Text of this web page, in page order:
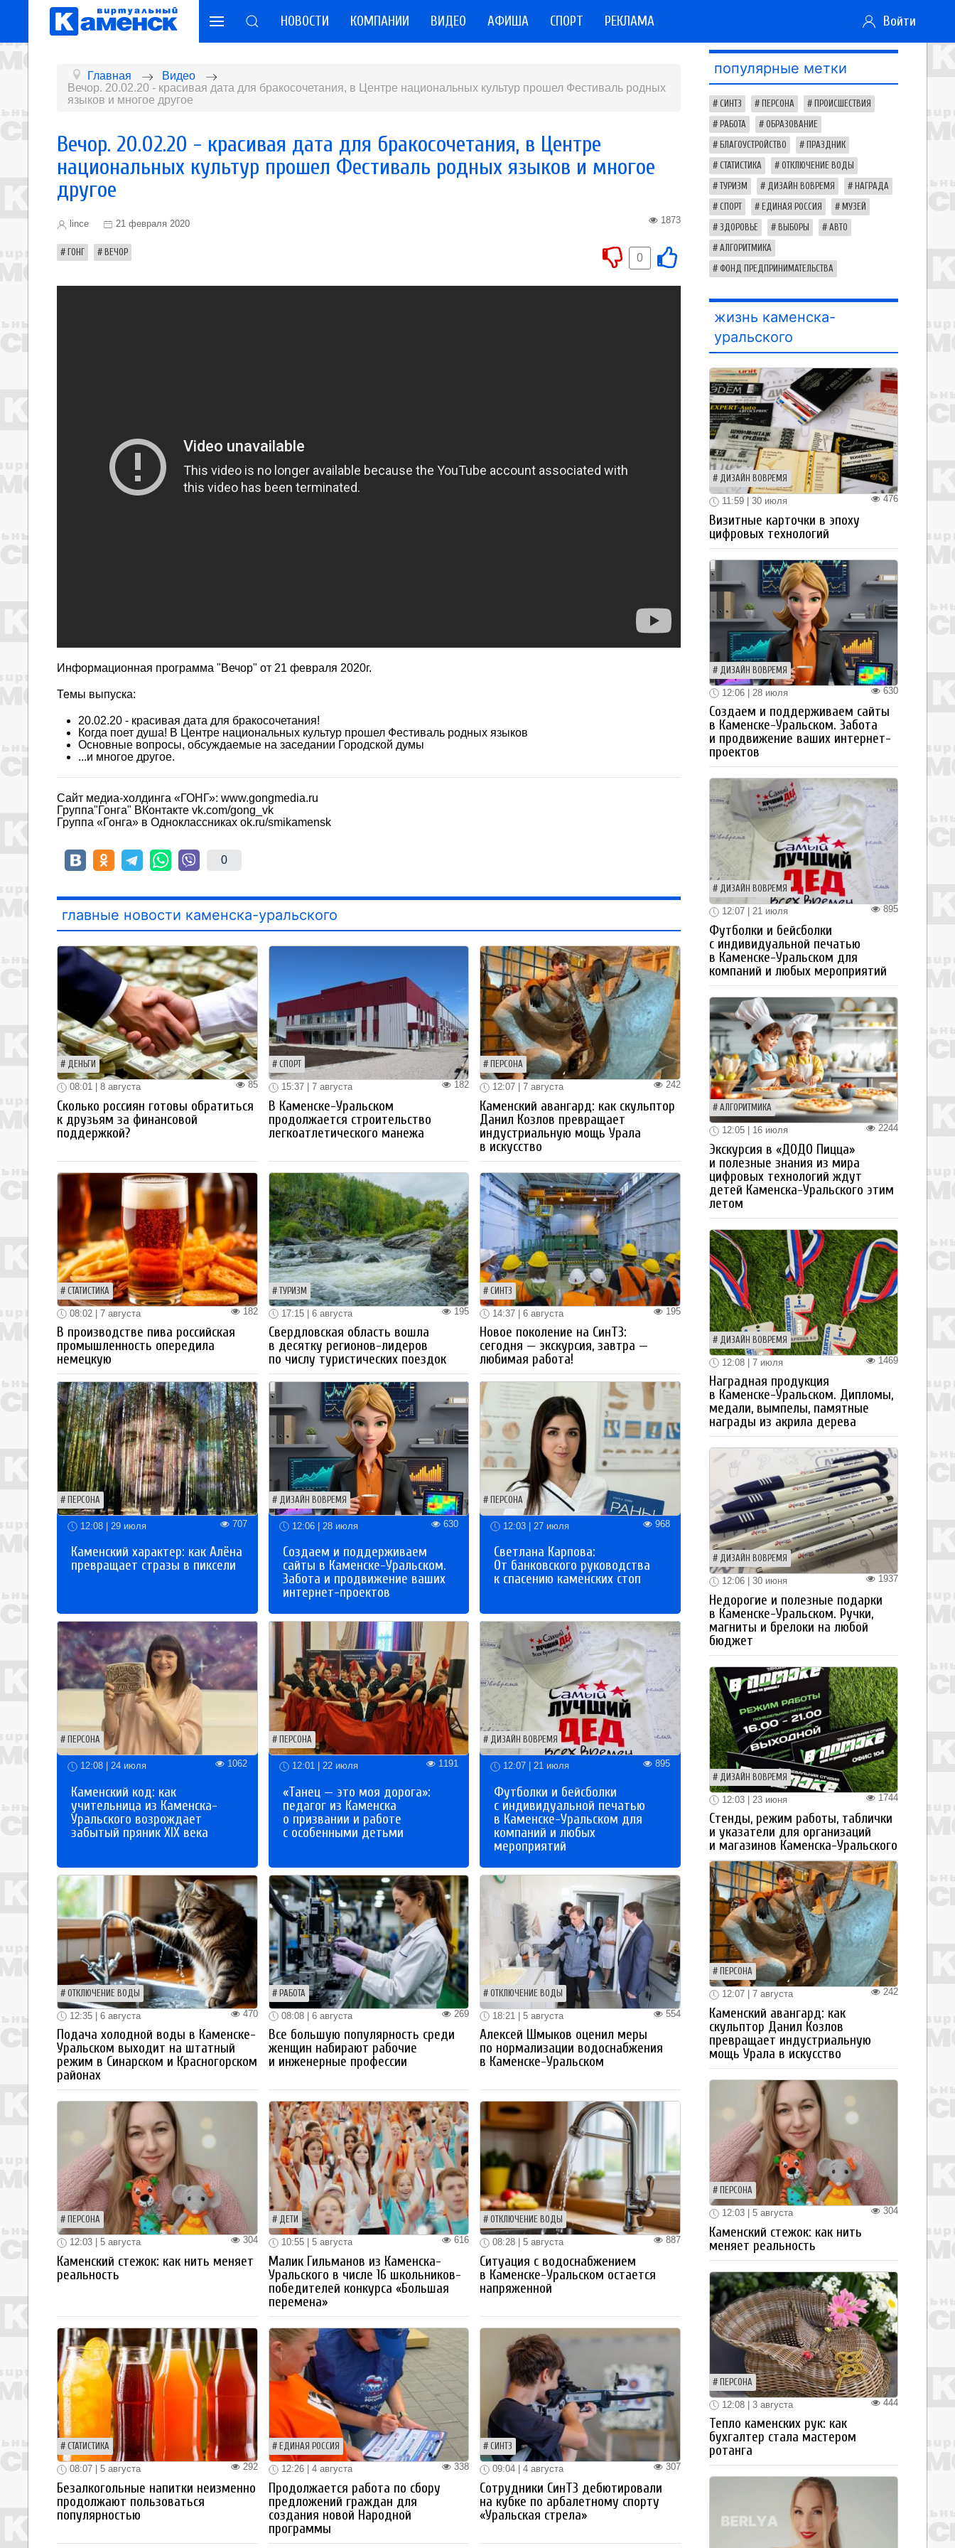
НОВОСТИ КОМПАНИИ ВИДЕО АФИША СПОРТ РЕКЛАМА Войти
Главная
Видео
Вечор. 20.02.20 - красивая дата для бракосочетания, в Центре национальных культур прошел Фестиваль родных
языков и многое другое
Вечор. 20.02.20 - красивая дата для бракосочетания, в Центре
национальных культур прошел Фестиваль родных языков и многое
другое
lince 21 февраля 2020 1873
ГОНГ ВЕЧОР 0
Информационная программа "Вечор" от 21 февраля 2020г.
Темы выпуска:
20.02.20 - красивая дата для бракосочетания!
Когда поет душа! В Центре национальных культур прошел Фестиваль родных языков
Основные вопросы, обсуждаемые на заседании Городской думы
...и многое другое.
Сайт медиа-холдинга «ГОНГ»: www.gongmedia.ru
Группа"Гонга" ВКонтакте vk.com/gong_vk
Группа «Гонга» в Одноклассниках ok.ru/smikamensk
0
главные новости каменска-уральского
ДЕНЬГИ
85
08:01 | 8 августа
Сколько россиян готовы обратиться
к друзьям за финансовой
поддержкой?
СПОРТ
182
15:37 | 7 августа
В Каменске-Уральском
продолжается строительство
легкоатлетического манежа
ПЕРСОНА
242
12:07 | 7 августа
Каменский авангард: как скульптор
Данил Козлов превращает
индустриальную мощь Урала
в искусство
СТАТИСТИКА
182
08:02 | 7 августа
В производстве пива российская
промышленность опередила
немецкую
ТУРИЗМ
195
17:15 | 6 августа
Свердловская область вошла
в десятку регионов-лидеров
по числу туристических поездок
СИНТЗ
195
14:37 | 6 августа
Новое поколение на СинТЗ:
сегодня — экскурсия, завтра —
любимая работа!
ПЕРСОНА
12:08 | 29 июля 707
Каменский характер: как Алёна
превращает стразы в пиксели
ДИЗАЙН ВОВРЕМЯ
12:06 | 28 июля 630
Создаем и поддерживаем
сайты в Каменске-Уральском.
Забота и продвижение ваших
интернет-проектов
ПЕРСОНА
12:03 | 27 июля 968
Светлана Карпова:
От банковского руководства
к спасению каменских стоп
ПЕРСОНА
12:08 | 24 июля 1062
Каменский код: как
учительница из Каменска-
Уральского возрождает
забытый пряник XIX века
ПЕРСОНА
12:01 | 22 июля 1191
«Танец — это моя дорога»:
педагог из Каменска
о призвании и работе
с особенными детьми
ДИЗАЙН ВОВРЕМЯ
12:07 | 21 июля 895
Футболки и бейсболки
с индивидуальной печатью
в Каменске-Уральском для
компаний и любых
мероприятий
ОТКЛЮЧЕНИЕ ВОДЫ
470
12:35 | 6 августа
Подача холодной воды в Каменске-
Уральском выходит на штатный
режим в Синарском и Красногорском
районах
РАБОТА
269
08:08 | 6 августа
Все большую популярность среди
женщин набирают рабочие
и инженерные профессии
ОТКЛЮЧЕНИЕ ВОДЫ
554
18:21 | 5 августа
Алексей Шмыков оценил меры
по нормализации водоснабжения
в Каменске-Уральском
ПЕРСОНА
304
12:03 | 5 августа
Каменский стежок: как нить меняет
реальность
ДЕТИ
616
10:55 | 5 августа
Малик Гильманов из Каменска-
Уральского в числе 16 школьников-
победителей конкурса «Большая
перемена»
ОТКЛЮЧЕНИЕ ВОДЫ
887
08:28 | 5 августа
Ситуация с водоснабжением
в Каменске-Уральском остается
напряженной
СТАТИСТИКА
292
08:07 | 5 августа
Безалкогольные напитки неизменно
продолжают пользоваться
популярностью
ЕДИНАЯ РОССИЯ
338
12:26 | 4 августа
Продолжается работа по сбору
предложений граждан для
создания новой Народной
программы
СИНТЗ
307
09:04 | 4 августа
Сотрудники СинТЗ дебютировали
на кубке по арбалетному спорту
«Уральская стрела»
популярные метки
СИНТЗ ПЕРСОНА ПРОИСШЕСТВИЯ
РАБОТА ОБРАЗОВАНИЕ
БЛАГОУСТРОЙСТВО ПРАЗДНИК
СТАТИСТИКА ОТКЛЮЧЕНИЕ ВОДЫ
ТУРИЗМ ДИЗАЙН ВОВРЕМЯ НАГРАДА
СПОРТ ЕДИНАЯ РОССИЯ МУЗЕЙ
ЗДОРОВЬЕ ВЫБОРЫ АВТО
АЛГОРИТМИКА
ФОНД ПРЕДПРИНИМАТЕЛЬСТВА
жизнь каменска-
уральского
ДИЗАЙН ВОВРЕМЯ
476
11:59 | 30 июля
Визитные карточки в эпоху
цифровых технологий
ДИЗАЙН ВОВРЕМЯ
630
12:06 | 28 июля
Создаем и поддерживаем сайты
в Каменске-Уральском. Забота
и продвижение ваших интернет-
проектов
ДИЗАЙН ВОВРЕМЯ
895
12:07 | 21 июля
Футболки и бейсболки
с индивидуальной печатью
в Каменске-Уральском для
компаний и любых мероприятий
АЛГОРИТМИКА
2244
12:05 | 16 июля
Экскурсия в «ДОДО Пицца»
и полезные знания из мира
цифровых технологий ждут
детей Каменска-Уральского этим
летом
ДИЗАЙН ВОВРЕМЯ
1469
12:08 | 7 июля
Наградная продукция
в Каменске-Уральском. Дипломы,
медали, вымпелы, памятные
награды из акрила дерева
ДИЗАЙН ВОВРЕМЯ
1937
12:06 | 30 июня
Недорогие и полезные подарки
в Каменске-Уральском. Ручки,
магниты и брелоки на любой
бюджет
ДИЗАЙН ВОВРЕМЯ
1744
12:03 | 23 июня
Стенды, режим работы, таблички
и указатели для организаций
и магазинов Каменска-Уральского
ПЕРСОНА
242
12:07 | 7 августа
Каменский авангард: как
скульптор Данил Козлов
превращает индустриальную
мощь Урала в искусство
ПЕРСОНА
304
12:03 | 5 августа
Каменский стежок: как нить
меняет реальность
ПЕРСОНА
444
12:08 | 3 августа
Тепло каменских рук: как
бухгалтер стала мастером
ротанга